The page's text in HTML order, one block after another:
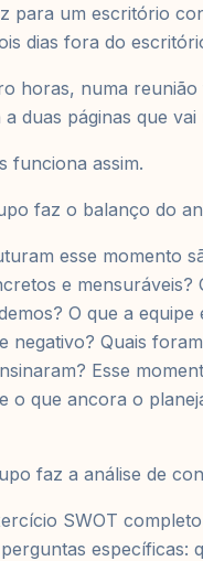
para um escritório
dias fora do
horas, numa
duas páginas que
funciona assim.
faz o balanço do
esse momento
e
O que a
negativo? Quais
Esse
o que ancora o
faz a análise de
SWOT
específicas: